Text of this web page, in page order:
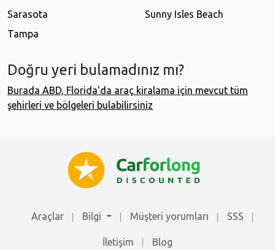
Sarasota
Sunny Isles Beach
Tampa
Doğru yeri bulamadınız mı?
Burada ABD, Florida'da araç kiralama için mevcut tüm
şehirleri ve bölgeleri bulabilirsiniz
Araçlar Bilgi Müşteri yorumları SSS
İletişim Blog